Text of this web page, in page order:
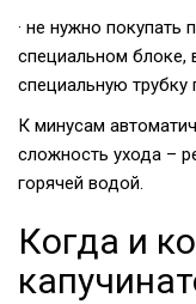
· не нужно покупать
специальном блоке,
специальную трубку
К минусам
сложность ухода –
горячей водой.
Когда и